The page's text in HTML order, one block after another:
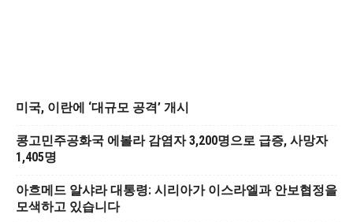
미국, 이란에 ‘대규모 공격’ 개시
콩고민주공화국 에볼라 감염자 3,200명으로 급증, 사망자
1,405명
아흐메드 알샤라 대통령: 시리아가 이스라엘과 안보협정을
모색하고 있습니다